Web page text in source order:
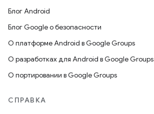
Блог Android
Блог Google о безопасности
О платформе Android в Google Groups
О разработках для Android в Google Groups
О портировании в Google Groups
СПРАВКА